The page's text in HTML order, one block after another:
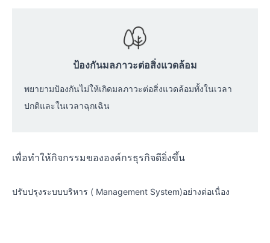
ป้องกันมลภาวะต่อสิ่งแวดล้อม
พยายามป้องกันไม่ให้เกิดมลภาวะต่อสิ่งแวดล้อมทั้งในเวลา
ปกติและในเวลาฉุกเฉิน
เพื่อทำให้กิจกรรมขององค์กรธุรกิจดียิ่งขึ้น
ปรับปรุงระบบบริหาร ( Management System)อย่างต่อเนื่อง